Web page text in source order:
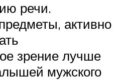
речи.
активно
зрение лучше
мужского